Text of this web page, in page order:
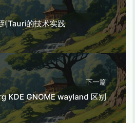
Tauri的技术实践
下一篇
KDE GNOME wayland 区别